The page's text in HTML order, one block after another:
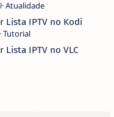
Lista IPTV no Kodi
Lista IPTV no VLC